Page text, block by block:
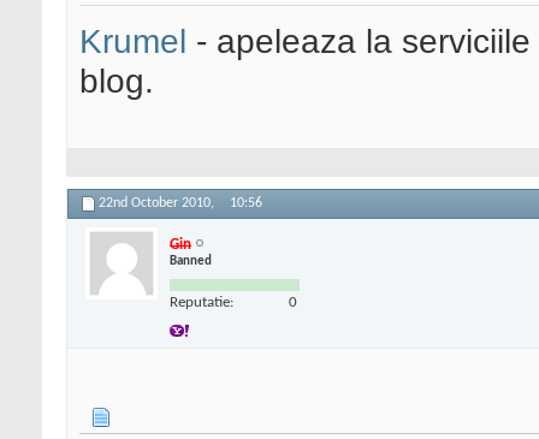
Krumel - apeleaza la
blog.
22nd October 2010, 10:56
Gin
Banned
Reputatie: 0